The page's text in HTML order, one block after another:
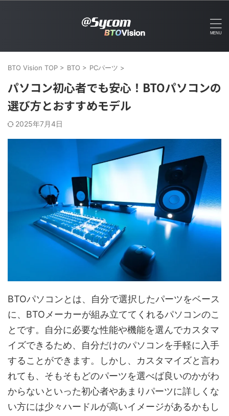
BTO Vision TOP > BTO > PCパーツ >
パソコン初心者でも安心！BTOパソコンの
選び方とおすすめモデル
2025年7月4日
BTOパソコンとは、自分で選択したパーツをベース
に、BTOメーカーが組み立ててくれるパソコンのこ
とです。自分に必要な性能や機能を選んでカスタマ
イズできるため、自分だけのパソコンを手軽に入手
することができます。しかし、カスタマイズと言わ
れても、そもそもどのパーツを選べば良いのかがわ
からないといった初心者やあまりパーツに詳しくな
い方には少々ハードルが高いイメージがあるかもし